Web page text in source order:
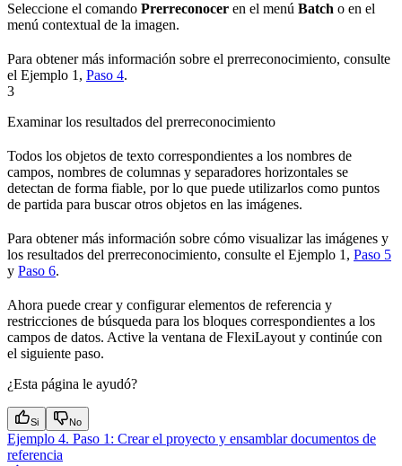
Seleccione el comando Prerreconocer en el menú Batch o en el
menú contextual de la imagen.
Para obtener más información sobre el prerreconocimiento, consulte
el Ejemplo 1, Paso 4.
3
Examinar los resultados del prerreconocimiento
Todos los objetos de texto correspondientes a los nombres de
campos, nombres de columnas y separadores horizontales se
detectan de forma fiable, por lo que puede utilizarlos como puntos
de partida para buscar otros objetos en las imágenes.
Para obtener más información sobre cómo visualizar las imágenes y
los resultados del prerreconocimiento, consulte el Ejemplo 1, Paso 5
y Paso 6.
Ahora puede crear y configurar elementos de referencia y
restricciones de búsqueda para los bloques correspondientes a los
campos de datos. Active la ventana de FlexiLayout y continúe con
el siguiente paso.
¿Esta página le ayudó?
Si No
Ejemplo 4. Paso 1: Crear el proyecto y ensamblar documentos de
referencia